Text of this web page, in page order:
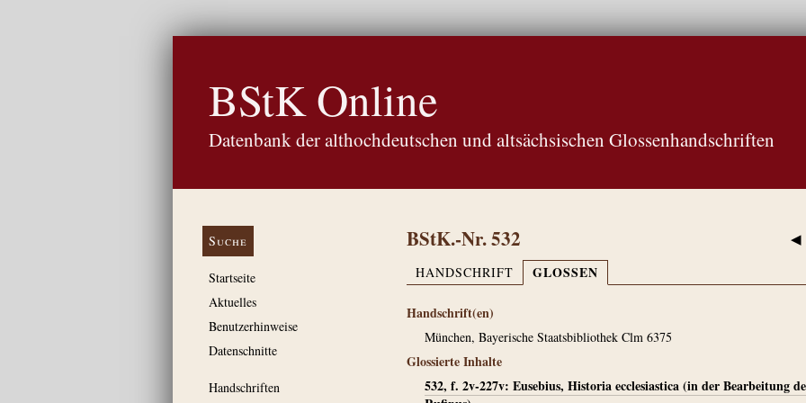
BStK Online
Datenbank der althochdeutschen und altsächsischen Glossenhandschriften
Suche
Startseite
Aktuelles
Benutzerhinweise
Datenschnitte
Handschriften
◀
BStK.-Nr. 532
HANDSCHRIFT GLOSSEN
Handschrift(en)
München, Bayerische Staatsbibliothek Clm 6375
Glossierte Inhalte
532, f. 2v-227v: Eusebius, Historia ecclesiastica (in der Bearbeitung